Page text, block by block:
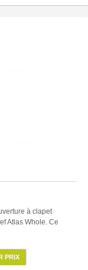
à clapet
Atlas Whole. Ce
PRIX